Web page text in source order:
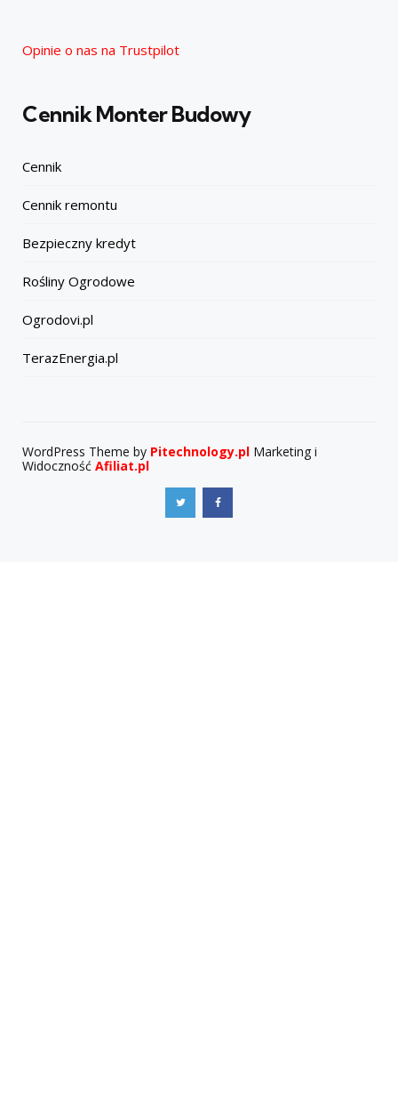
Opinie o nas na Trustpilot
Cennik Monter Budowy
Cennik
Cennik remontu
Bezpieczny kredyt
Rośliny Ogrodowe
Ogrodovi.pl
TerazEnergia.pl
WordPress Theme by Pitechnology.pl Marketing i
Widoczność Afiliat.pl